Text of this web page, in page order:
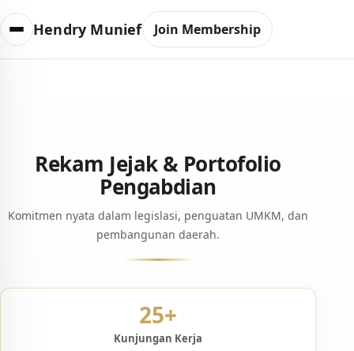
Hendry Munief Join Membership
Rekam Jejak & Portofolio
Pengabdian
Komitmen nyata dalam legislasi, penguatan UMKM, dan
pembangunan daerah.
25+
Kunjungan Kerja